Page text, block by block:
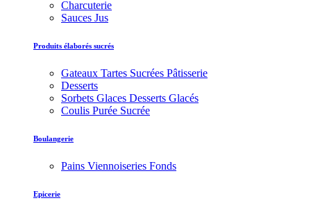
Charcuterie
Sauces Jus
Produits élaborés sucrés
Gateaux Tartes Sucrées Pâtisserie
Desserts
Sorbets Glaces Desserts Glacés
Coulis Purée Sucrée
Boulangerie
Pains Viennoiseries Fonds
Epicerie